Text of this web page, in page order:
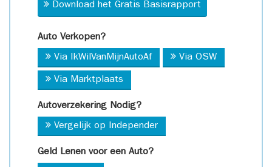
Download het Gratis Basisrapport
Auto Verkopen?
Via IkWilVanMijnAutoAf Via OSW
Via Marktplaats
Autoverzekering Nodig?
Vergelijk op Independer
Geld Lenen voor een Auto?